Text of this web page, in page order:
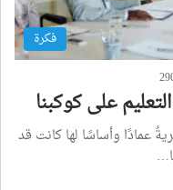
فكرة
على كوكبنا
عمادًا وأساسًا لها كانت قد